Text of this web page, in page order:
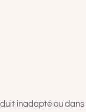
inadapté ou